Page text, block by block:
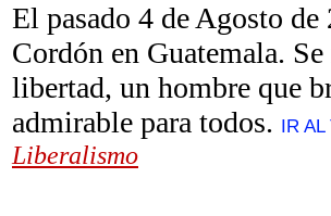
El pasado 4 de Agosto
Cordón en Guatemala.
libertad, un hombre que
admirable para todos. IR AL
Liberalismo